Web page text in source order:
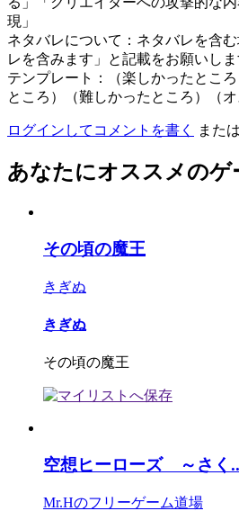
現」
ネタバレについて：ネタバレを含
レを含みます」と記載をお願いしま
テンプレート：（楽しかったとこ
ところ）（難しかったところ）（オ
ログインしてコメントを書く または
あなたにオススメのゲ
その頃の魔王
きぎぬ
きぎぬ
その頃の魔王
空想ヒーローズ ～さく
Mr.Hのフリーゲーム道場